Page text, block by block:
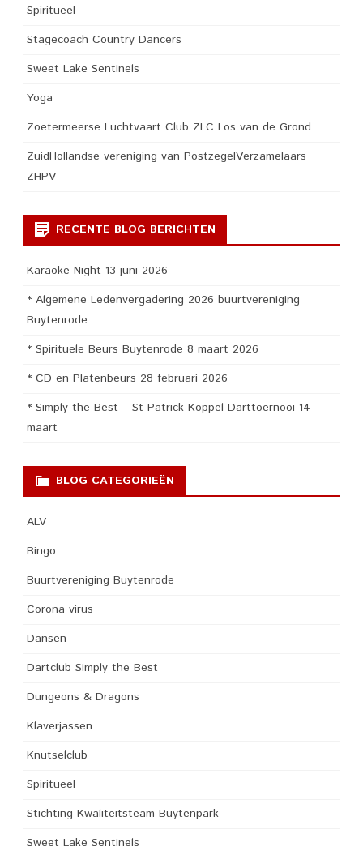
Spiritueel
Stagecoach Country Dancers
Sweet Lake Sentinels
Yoga
Zoetermeerse Luchtvaart Club ZLC Los van de Grond
ZuidHollandse vereniging van PostzegelVerzamelaars
ZHPV
RECENTE BLOG BERICHTEN
Karaoke Night 13 juni 2026
* Algemene Ledenvergadering 2026 buurtvereniging
Buytenrode
* Spirituele Beurs Buytenrode 8 maart 2026
* CD en Platenbeurs 28 februari 2026
* Simply the Best – St Patrick Koppel Darttoernooi 14
maart
BLOG CATEGORIEËN
ALV
Bingo
Buurtvereniging Buytenrode
Corona virus
Dansen
Dartclub Simply the Best
Dungeons & Dragons
Klaverjassen
Knutselclub
Spiritueel
Stichting Kwaliteitsteam Buytenpark
Sweet Lake Sentinels